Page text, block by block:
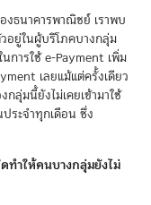
งธนาคารพาณิชย์ เราพบ
อยู่ในผู้บริโภคบางกลุ่ม
การใช้ e-Payment เพิ่ม
เลยแม้แต่ครั้งเดียว
ลุ่มนี้ยังไม่เคยเข้ามาใช้
ระจำทุกเดือน ซึ่ง
ทำให้คนบางกลุ่มยังไม่